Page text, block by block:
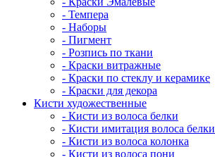
- Темпера
- Наборы
- Пигмент
- Розпись по ткани
- Краски витражные
- Краски по стеклу и керамике
- Краски для декора
Кисти художественные
- Кисти из волоса белки
- Кисти имитация волоса белки
- Кисти из волоса колонка
- Кисти из волоса пони